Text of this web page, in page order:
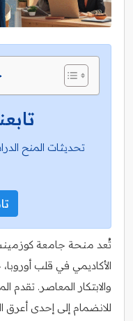
تحديثات المنح
تُعد منحة جامعة
الأكاديمي في قلب
والابتكار المعاصر. تقدم
للانضمام إلى إحدى أعرق